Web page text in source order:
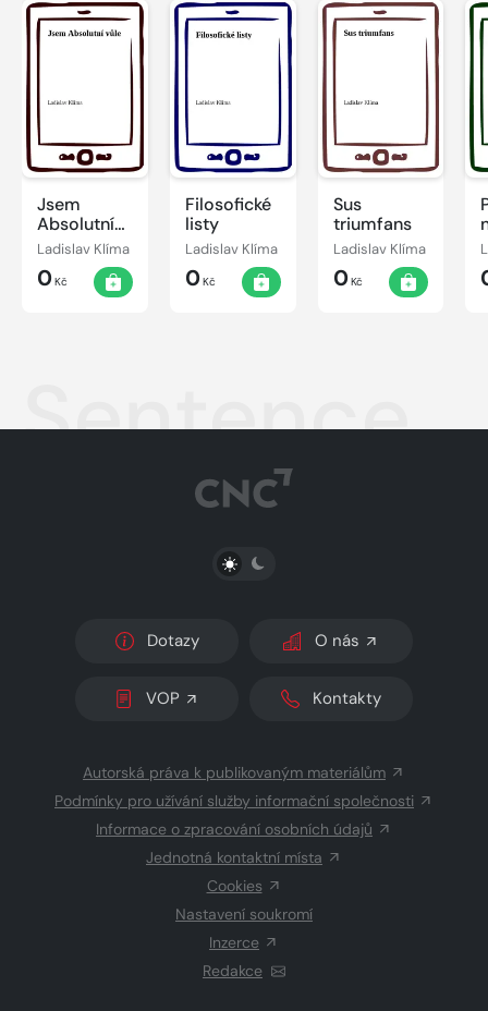
Jsem
Absolutní
vůle
Ladislav Klíma
0Kč
Filosofické
listy
Ladislav Klíma
0Kč
Sus
triumfans
Ladislav Klíma
0Kč
Sentence
PŘEPNOUT SVĚTLÝ/TMAVÝ REŽIM
Dotazy O nás
VOP Kontakty
Autorská práva k publikovaným materiálům
Podmínky pro užívání služby informační společnosti
Informace o zpracování osobních údajů
Jednotná kontaktní místa
Cookies
Nastavení soukromí
Inzerce
Redakce